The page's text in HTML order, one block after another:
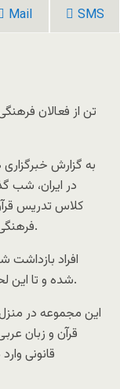
Mail SMS
به گزارش
فرهنگی و نوکیشان اهلسنت اهوازی بازداشت شدند.
افراد بازداشت
شده و تا این لحظه امکان تماس با بستگان خود را نداشته‌اند.
این مجموعه در
قرآن و زبان
قانونی